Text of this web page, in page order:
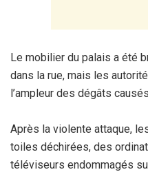
Le mobilier du palais a été
dans la rue, mais les
l’ampleur des dégâts
Après la violente attaque,
toiles déchirées, des
téléviseurs endommagés